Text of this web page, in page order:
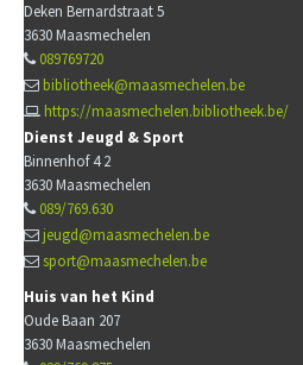
Deken Bernardstraat 5
3630Maasmechelen
089769720
bibliotheek@maasmechelen.be
https://maasmechelen.bibliotheek.be/
Dienst Jeugd & Sport
Binnenhof 4 2
3630Maasmechelen
089/769.630
jeugd@maasmechelen.be
sport@maasmechelen.be
Huis van het Kind
Oude Baan 207
3630Maasmechelen